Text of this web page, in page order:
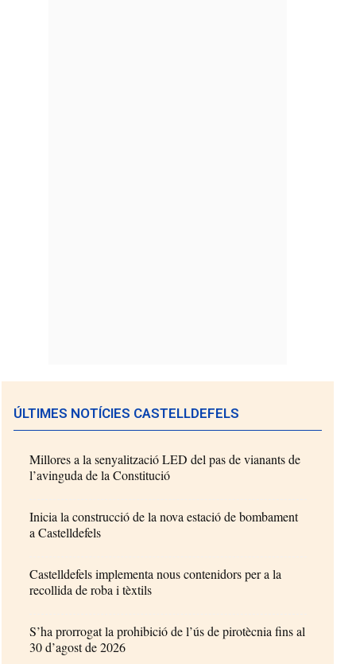
ÚLTIMES NOTÍCIES CASTELLDEFELS
Millores a la senyalització LED del pas de vianants de
l’avinguda de la Constitució
Inicia la construcció de la nova estació de bombament
a Castelldefels
Castelldefels implementa nous contenidors per a la
recollida de roba i tèxtils
S’ha prorrogat la prohibició de l’ús de pirotècnia fins al
30 d’agost de 2026